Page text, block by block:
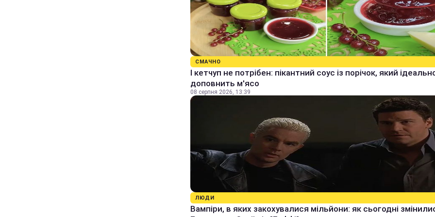
СМАЧНО
І кетчуп не потрібен: пікантний соус із порічок, який
доповнить м'ясо
08 серпня 2026, 13:39
ЛЮДИ
Вампіри, в яких закохувалися мільйони: як сьогодні